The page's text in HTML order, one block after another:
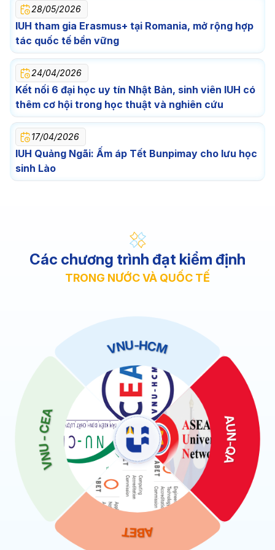
28/05/2026
IUH tham gia Erasmus+ tại Romania, mở rộng hợp
tác quốc tế bền vững
24/04/2026
Kết nối 6 đại học uy tín Nhật Bản, sinh viên IUH có
thêm cơ hội trong học thuật và nghiên cứu
17/04/2026
IUH Quảng Ngãi: Ấm áp Tết Bunpimay cho lưu học
sinh Lào
Các chương trình đạt kiểm định
TRONG NƯỚC VÀ QUỐC TẾ